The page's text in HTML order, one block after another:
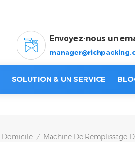
Envoyez-nous un
SOLUTION & UN SERVICE
Domicile / Machine De Remplissage